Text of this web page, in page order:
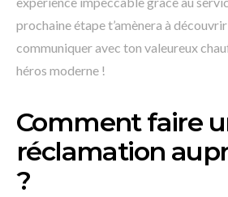
prochaine étape t’amènera à
communiquer avec ton valeureux
héros moderne !
Comment faire
réclamation
?